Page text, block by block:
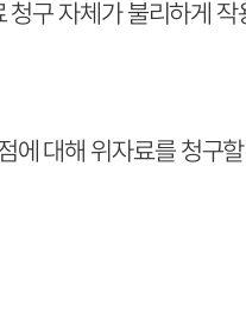
구 자체가 불리하게 작
대해 위자료를 청구